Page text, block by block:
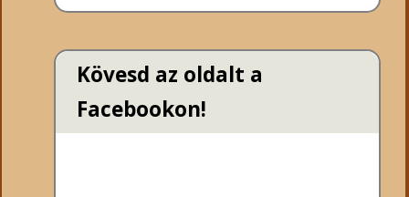
Kövesd az oldalt a
Facebookon!